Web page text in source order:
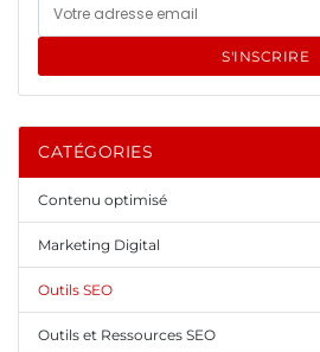
S'INSCRIRE
CATÉGORIES
Contenu optimisé
Marketing Digital
Outils SEO
Outils et Ressources SEO